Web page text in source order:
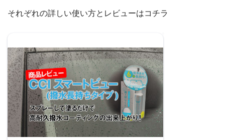
それぞれの詳しい使い方とレビューはコチラ